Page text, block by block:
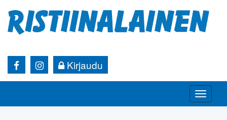
Kirjaudu
Toggle